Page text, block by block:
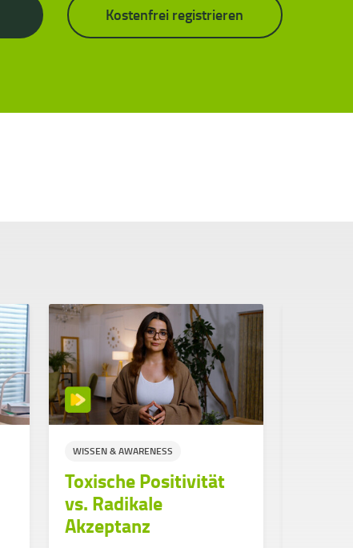
Kostenfrei registrieren
WISSEN & AWARENESS
Toxische Positivität
vs. Radikale
Akzeptanz